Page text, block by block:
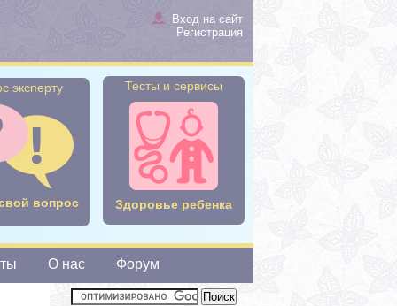
Вход на сайт
Регистрация
эксперту
вопрос
Тесты и сервисы
Здоровье ребенка
О нас Форум